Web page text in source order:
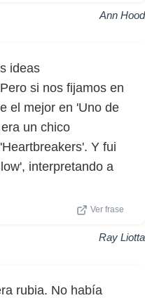
Ann Hood
ideas
si nos fijamos en
el mejor en 'Uno de
un chico
Y fui
interpretando a
Ver frase
Ray Liotta
rubia. No había